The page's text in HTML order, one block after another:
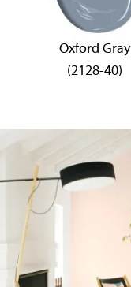
Oxford Gray
(2128-40)